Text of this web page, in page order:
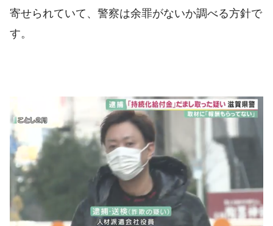
寄せられていて、警察は余罪がないか調べる方針で
す。